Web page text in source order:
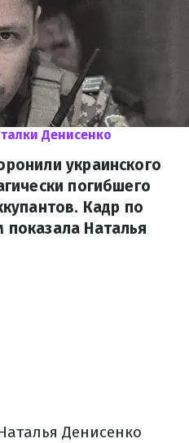
Денисенко
украинского
погибшего
Кадр по
Наталья
Денисенко